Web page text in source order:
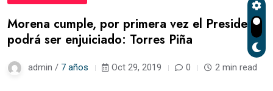
Morena cumple, por primera vez el Presidente
podrá ser enjuiciado: Torres Piña
admin / 7 años Oct 29, 2019 0 2 min read